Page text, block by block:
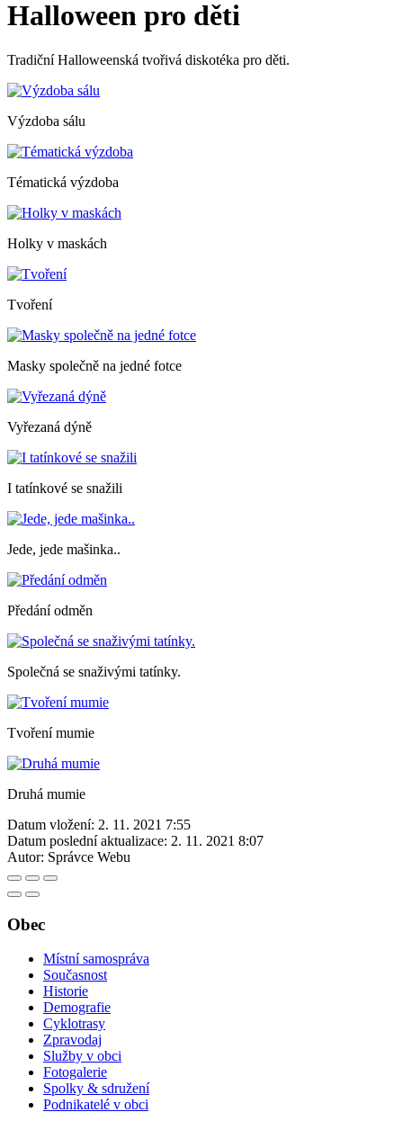
Halloween pro děti
Tradiční Halloweenská tvořivá diskotéka pro děti.
Výzdoba sálu
Tématická výzdoba
Holky v maskách
Tvoření
Masky společně na jedné fotce
Vyřezaná dýně
I tatínkové se snažili
Jede, jede mašinka..
Předání odměn
Společná se snaživými tatínky.
Tvoření mumie
Druhá mumie
Datum vložení: 2. 11. 2021 7:55
Datum poslední aktualizace: 2. 11. 2021 8:07
Autor: Správce Webu
Obec
Místní samospráva
Současnost
Historie
Demografie
Cyklotrasy
Zpravodaj
Služby v obci
Fotogalerie
Spolky & sdružení
Podnikatelé v obci